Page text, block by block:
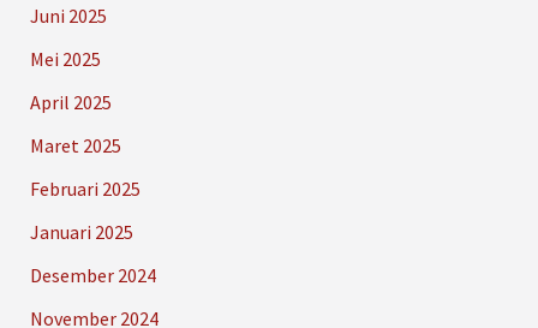
Juni 2025
Mei 2025
April 2025
Maret 2025
Februari 2025
Januari 2025
Desember 2024
November 2024